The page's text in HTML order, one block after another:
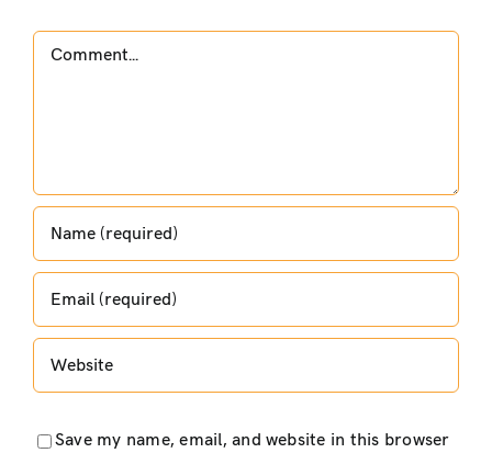
Comment
Save my name, email, and website in this browser